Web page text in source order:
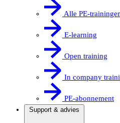
Alle PE-
E-learning
Open training
In company
PE-abonnement
Support & advies